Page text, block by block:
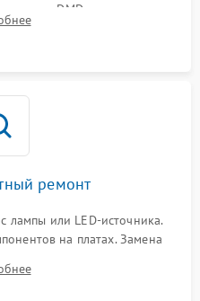
DMD-чипа, датчиков
помощью мультиметра и
ремонт
лампы или LED-источника.
на платах. Замена
нового цветового
поляризационных